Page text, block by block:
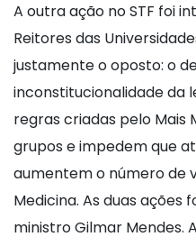
A outra ação no STF foi
Reitores das
justamente o oposto: o
inconstitucionalidade da
regras criadas pelo Mais
grupos e impedem que
aumentem o número de
Medicina. As duas
ministro Gilmar Mendes.